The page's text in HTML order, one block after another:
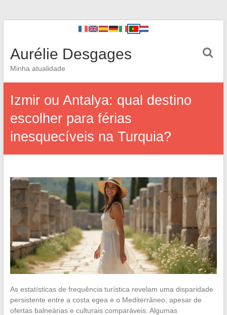
Aurélie Desgages
Minha atualidade
Izmir ou Antalya: qual destino
escolher para férias
inesquecíveis na Turquia?
As estatísticas de frequência turística revelam uma disparidade
persistente entre a costa egea e o Mediterrâneo, apesar de
ofertas balneárias e culturais comparáveis. Algumas